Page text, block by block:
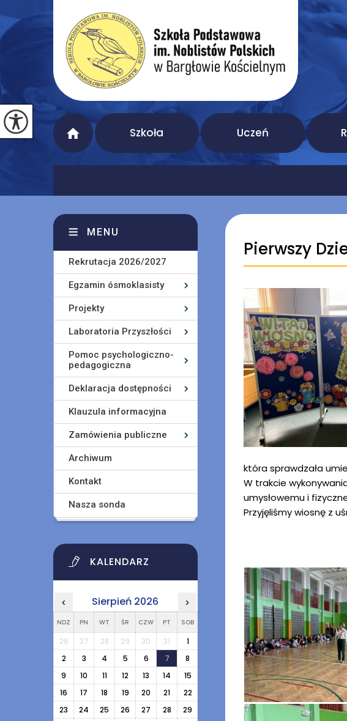
Szkoła Uczeń
Pierwszy
która sprawdzała
W trakcie
umysłowemu i
Przyjęliśmy wiosnę z
MENU
Rekrutacja 2026/2027
Egzamin ósmoklasisty
Projekty
Laboratoria Przyszłości
Pomoc psychologiczno-
pedagogiczna
Deklaracja dostępności
Klauzula informacyjna
Zamówienia publiczne
Archiwum
Kontakt
Nasza sonda
KALENDARZ
‹ Sierpień 2026 ›
NDZ PN WT ŚR CZW PT SOB
26 27 28 29 30 31
1
2
3 4 5 6 7
8
9
10 11 12 13 14
15
16
17 18 19 20 21
22
23
24 25 26 27 28
29